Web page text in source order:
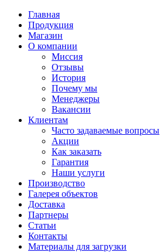
Главная
Продукция
Магазин
О компании
Миссия
Отзывы
История
Почему мы
Менеджеры
Вакансии
Клиентам
Часто задаваемые вопросы
Акции
Как заказать
Гарантия
Наши услуги
Производство
Галерея объектов
Доставка
Партнеры
Статьи
Контакты
Материалы для загрузки